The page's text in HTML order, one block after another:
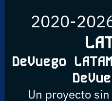
2020-
DeVuego
Un proyecto